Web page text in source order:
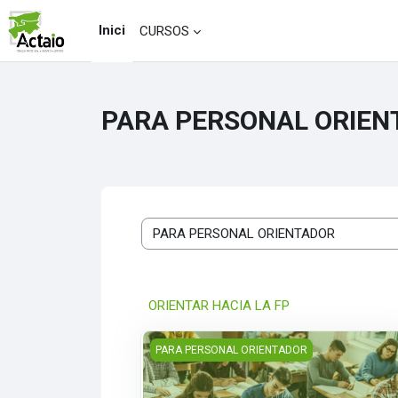
Ves al contingut principal
Inici
CURSOS
PARA PERSONAL
Categories de cursos
ORIENTAR HACIA LA FP
Guía práctica: el personal tutor como
PARA PERSONAL ORIENTADOR